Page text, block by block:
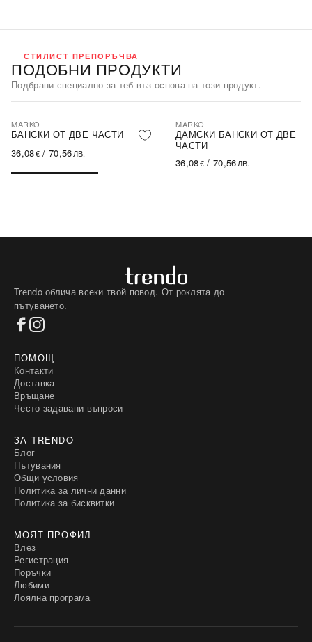
СТИЛИСТ ПРЕПОРЪЧВА
ПОДОБНИ ПРОДУКТИ
Подбрани специално за теб въз основа на този продукт.
MARKO
БАНСКИ ОТ ДВЕ ЧАСТИ
36,08€/ 70,56ЛВ.
MARKO
ДАМСКИ БАНСКИ ОТ ДВЕ
ЧАСТИ
36,08€/ 70,56ЛВ.
Trendo облича всеки твой повод. От роклята до
пътуването.
ПОМОЩ
Контакти
Доставка
Връщане
Често задавани въпроси
ЗА TRENDO
Блог
Пътувания
Общи условия
Политика за лични данни
Политика за бисквитки
МОЯТ ПРОФИЛ
Влез
Регистрация
Поръчки
Любими
Лоялна програма